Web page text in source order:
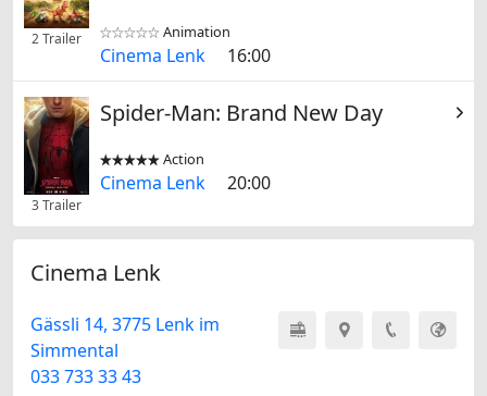
2 Trailer 
 Animation
Cinema Lenk 16:00
3 Trailer
Spider-Man: Brand New Day

 Action
Cinema Lenk 20:00
Cinema Lenk
Gässli 14, 3775 Lenk im
Simmental
033 733 33 43